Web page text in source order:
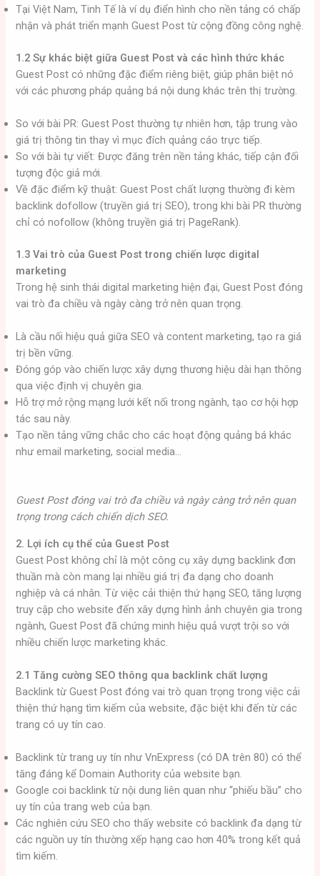
Tại Việt Nam, Tinh Tế là ví dụ điển hình cho nền tảng có chấp
nhận và phát triển mạnh Guest Post từ cộng đồng công nghệ.
1.2 Sự khác biệt giữa Guest Post và các hình thức khác
Guest Post có những đặc điểm riêng biệt, giúp phân biệt nó
với các phương pháp quảng bá nội dung khác trên thị trường.
So với bài PR: Guest Post thường tự nhiên hơn, tập trung vào
giá trị thông tin thay vì mục đích quảng cáo trực tiếp.
So với bài tự viết: Được đăng trên nền tảng khác, tiếp cận đối
tượng độc giả mới.
Về đặc điểm kỹ thuật: Guest Post chất lượng thường đi kèm
backlink dofollow (truyền giá trị SEO), trong khi bài PR thường
chỉ có nofollow (không truyền giá trị PageRank).
1.3 Vai trò của Guest Post trong chiến lược digital
marketing
Trong hệ sinh thái digital marketing hiện đại, Guest Post đóng
vai trò đa chiều và ngày càng trở nên quan trọng.
Là cầu nối hiệu quả giữa SEO và content marketing, tạo ra giá
trị bền vững.
Đóng góp vào chiến lược xây dựng thương hiệu dài hạn thông
qua việc định vị chuyên gia.
Hỗ trợ mở rộng mạng lưới kết nối trong ngành, tạo cơ hội hợp
tác sau này.
Tạo nền tảng vững chắc cho các hoạt động quảng bá khác
như email marketing, social media…
Guest Post đóng vai trò đa chiều và ngày càng trở nên quan
trọng trong cách chiến dịch SEO.
2. Lợi ích cụ thể của Guest Post
Guest Post không chỉ là một công cụ xây dựng backlink đơn
thuần mà còn mang lại nhiều giá trị đa dạng cho doanh
nghiệp và cá nhân. Từ việc cải thiện thứ hạng SEO, tăng lượng
truy cập cho website đến xây dựng hình ảnh chuyên gia trong
ngành, Guest Post đã chứng minh hiệu quả vượt trội so với
nhiều chiến lược marketing khác.
2.1 Tăng cường SEO thông qua backlink chất lượng
Backlink từ Guest Post đóng vai trò quan trọng trong việc cải
thiện thứ hạng tìm kiếm của website, đặc biệt khi đến từ các
trang có uy tín cao.
Backlink từ trang uy tín như VnExpress (có DA trên 80) có thể
tăng đáng kể Domain Authority của website bạn.
Google coi backlink từ nội dung liên quan như “phiếu bầu” cho
uy tín của trang web của bạn.
Các nghiên cứu SEO cho thấy website có backlink đa dạng từ
các nguồn uy tín thường xếp hạng cao hơn 40% trong kết quả
tìm kiếm.